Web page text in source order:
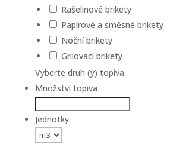
Rašelinové brikety
Papírové a směsné brikety
Noční brikety
Grilovací brikety
Vyberte druh (y) topiva
Množství topiva
Jednotky